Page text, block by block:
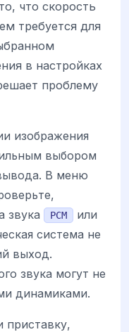
что скорость
требуется для
в настройках
проблему
изображения
выбором
В меню
звука
PCM или
система не
выход.
звука могут не
динамиками.
приставку,